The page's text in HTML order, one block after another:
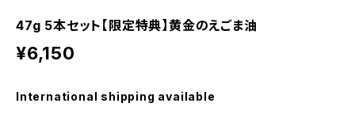
47g 5本セット【限定特典】黄金のえごま油
¥6,150
International shipping available